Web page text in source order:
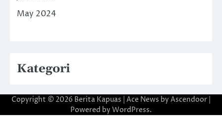
May 2024
Kategori
Copyright © 2026 Berita Kapuas | Ace News by Ascendoor
Powered by WordPress.